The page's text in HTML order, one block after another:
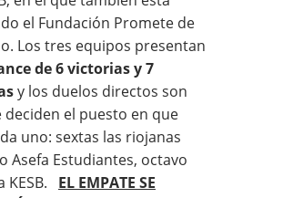
el Fundación Promete de
Los tres equipos presentan
de 6 victorias y 7
y los duelos directos son
deciden el puesto en que
uno: sextas las riojanas
Asefa Estudiantes, octavo
KESB. EL EMPATE SE